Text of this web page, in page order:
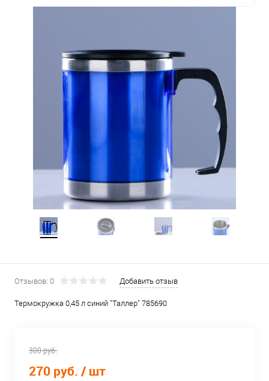
Отзывов: 0 Добавить отзыв
Термокружка 0,45 л синий "Таллер" 785690
300 руб.
270 руб. / шт